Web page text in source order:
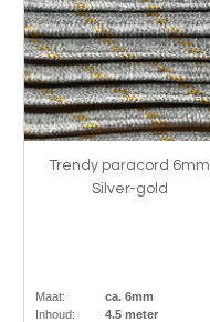
Trendy paracord 6mm
Silver-gold
Maat:
ca. 6mm
Inhoud:
4.5 meter